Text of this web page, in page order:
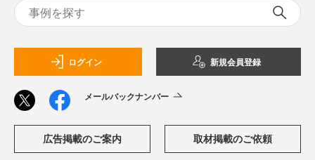
ログイン 新規会員登録
メールバックナンバー
広告掲載のご案内 取材掲載のご依頼